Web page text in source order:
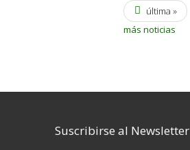
última »
más noticias
Suscribirse al Newsletter